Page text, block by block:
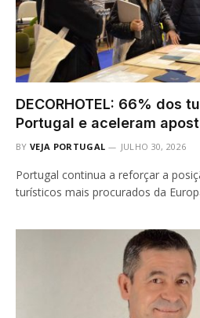
DECORHOTEL: 66% dos
Portugal e aceleram
BY VEJA PORTUGAL JULHO 30, 2026
Portugal continua a reforçar a
turísticos mais procurados da